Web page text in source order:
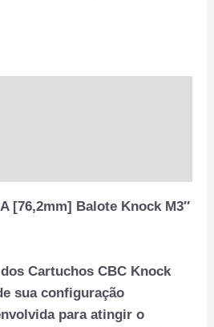
[76,2mm] Balote Knock M3″
Cartuchos CBC Knock
sua configuração
para atingir o